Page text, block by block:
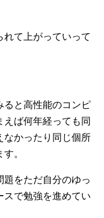
れて上がっていって
ると高性能のコンピ
えば何年経っても同
なかったり同じ個所
。
をただ自分のゆっ
スで勉強を進めてい